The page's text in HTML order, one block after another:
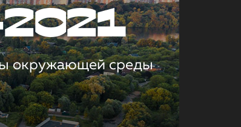
2021
окружающей среды